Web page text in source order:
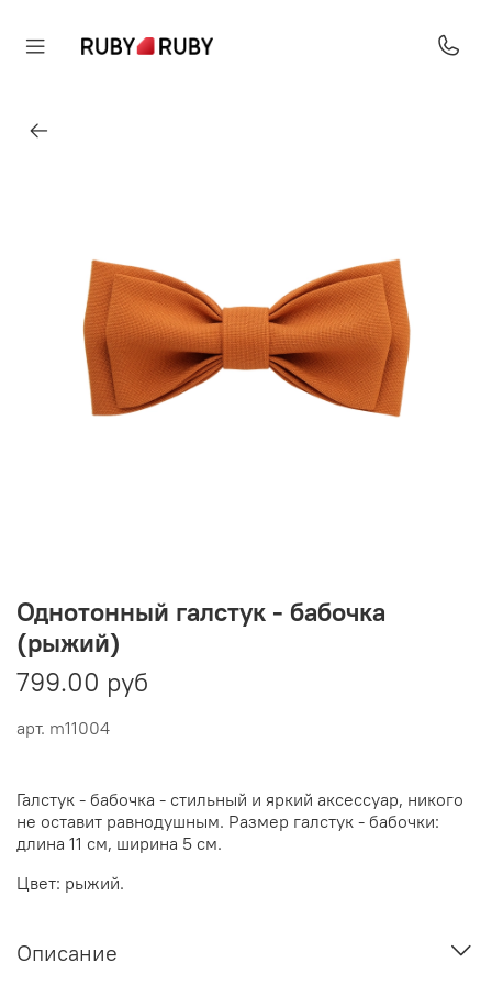
арт. m11004
Однотонный галстук - бабочка
(рыжий)
799.00 руб
Галстук - бабочка - стильный и яркий аксессуар, никого
не оставит равнодушным. Размер галстук - бабочки:
длина 11 см, ширина 5 см.
Цвет: рыжий.
Описание